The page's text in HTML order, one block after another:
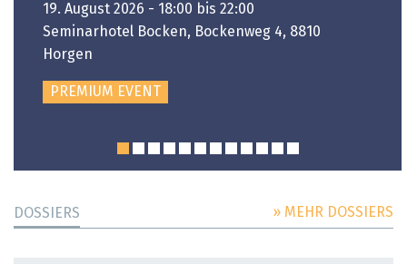
19. August 2026 - 18:00 bis 22:00
Seminarhotel Bocken, Bockenweg 4, 8810
Horgen
PREMIUM EVENT
DOSSIERS » MEHR DOSSIERS